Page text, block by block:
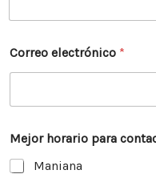
Correo electrónico *
Mejor horario para
Maniana